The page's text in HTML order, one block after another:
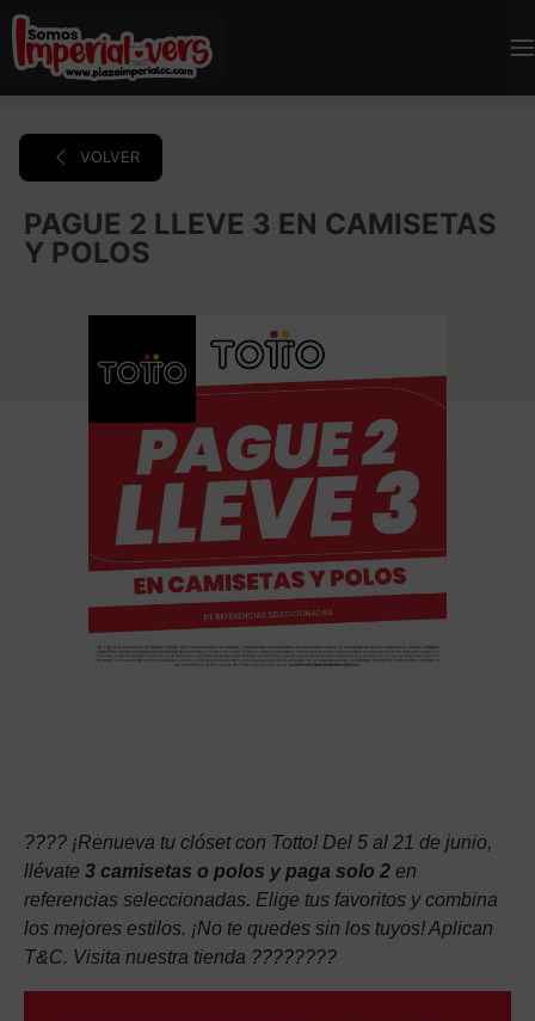
VOLVER
PAGUE 2 LLEVE 3 EN CAMISETAS
Y POLOS
???? ¡Renueva tu clóset con Totto! Del 5 al 21 de junio,
llévate 3 camisetas o polos y paga solo 2 en
referencias seleccionadas. Elige tus favoritos y combina
los mejores estilos. ¡No te quedes sin los tuyos! Aplican
T&C. Visita nuestra tienda ????????